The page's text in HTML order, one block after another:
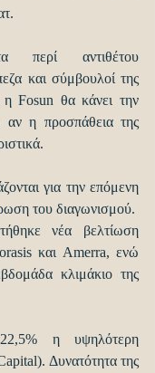
αντιθέτου
και σύμβουλοί της
η Fosun θα κάνει την
αν η προσπάθεια της
για την επόμενη
του διαγωνισμού.
νέα βελτίωση
και Amerra, ενώ
κλιμάκιο της
η υψηλότερη
Δυνατότητα της